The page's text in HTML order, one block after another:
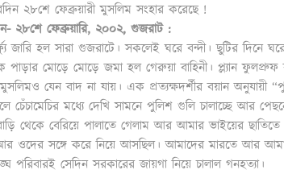
২৮শে ফেব্রুয়ারী মুসলিম সংহার করেছে !
২৮শে ফেব্রুয়ারি, ২০০২, গুজরাট :
জারি হল সারা গুজরাটে। সকলেই ঘরে বন্দী। ছুটির দিনে
পাড়ার মোড়ে মোড়ে জমা হল গেরুয়া বাহিনী। প্ল্যান ফুলপ্রুফ
যেন বাদ না যায়। এক প্রত্যক্ষদর্শীর বয়ান
চেঁচামেচির মধ্যে দেখি সামনে পুলিশ গুলি চালাচ্ছে আর
থেকে বেরিয়ে পালাতে গেলাম আর আমার ভাইয়ের
ওদের সঙ্গে করে নিয়ে আসছিল। আমাদের মারতে আর
পরিবারই সেদিন সরকারের জায়গা নিয়ে চালাল গনহত্যা।